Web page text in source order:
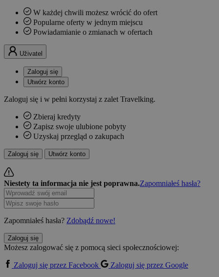
W każdej chwili możesz wrócić do ofert
Popularne oferty w jednym miejscu
Powiadamianie o zmianach w ofertach
Uživatel
Zaloguj się
Utwórz konto
Zaloguj się i w pełni korzystaj z zalet Travelking.
Zbieraj kredyty
Zapisz swoje ulubione pobyty
Uzyskaj przegląd o zakupach
Zaloguj się Utwórz konto
Niestety ta informacja nie jest poprawna.Zapomniałeś hasła?
Zapomniałeś hasła? Zdobądź nowe!
Zaloguj się
Możesz zalogować się z pomocą sieci społecznościowej:
Zaloguj się przez Facebook
Zaloguj się przez Google